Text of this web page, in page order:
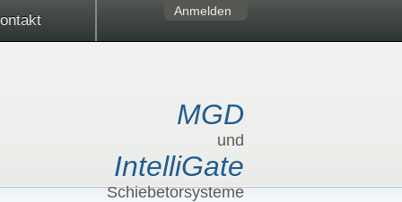
Anmelden
MGD
und
IntelliGate
Schiebetorsysteme